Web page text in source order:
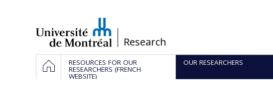
/Research
Navigation
principale
HOMERESOURCES FOR OUR
RESEARCHERS (FRENCH
WEBSITE)
OUR RESEARCHERS